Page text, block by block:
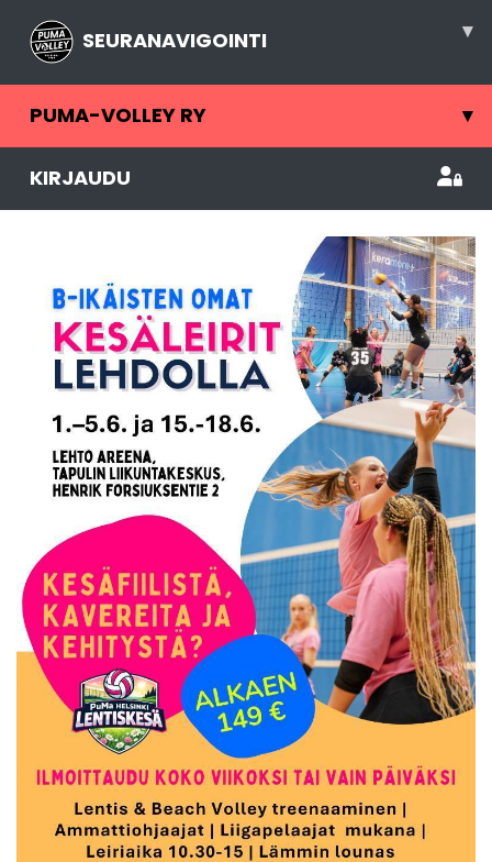
SEURANAVIGOINTI ▾
PUMA-VOLLEY RY ▾
KIRJAUDU